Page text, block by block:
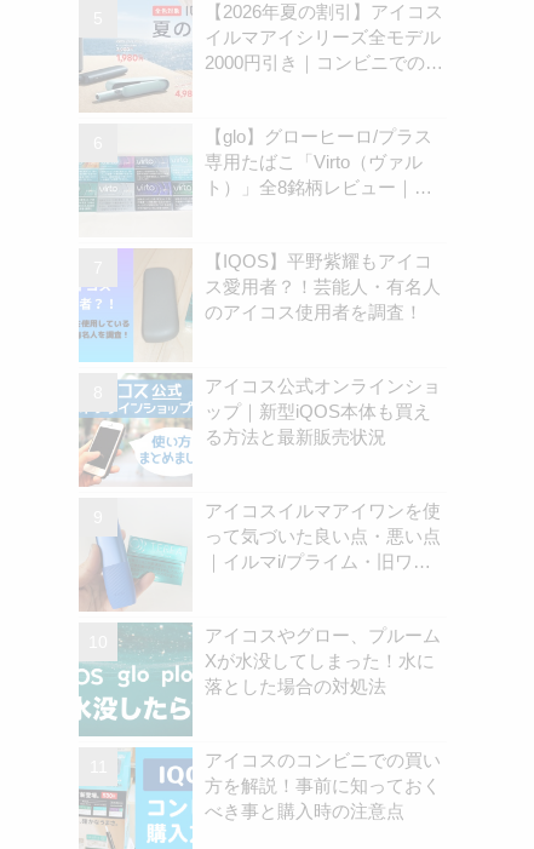
【2026年夏の割引】アイコス
イルマアイシリーズ全モデル
2000円引き｜コンビニでのキ
【glo】グローヒーロ/プラス
専用たばこ「Virto（ヴァル
ト）」全8銘柄レビュー｜お
【IQOS】平野紫耀もアイコ
ス愛用者？！芸能人・有名人
のアイコス使用者を調査！
アイコス公式オンラインショ
ップ｜新型iQOS本体も買え
る方法と最新販売状況
アイコスイルマアイワンを使
って気づいた良い点・悪い点
｜イルマi/プライム・旧ワン
アイコスやグロー、プルーム
Xが水没してしまった！水に
落とした場合の対処法
アイコスのコンビニでの買い
方を解説！事前に知っておく
べき事と購入時の注意点